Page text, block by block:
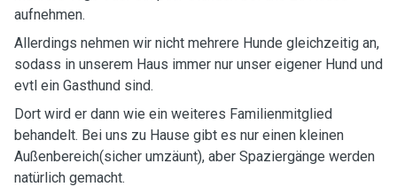
aufnehmen.
Allerdings nehmen wir nicht mehrere Hunde gleichzeitig an,
sodass in unserem Haus immer nur unser eigener Hund und
evtl ein Gasthund sind.
Dort wird er dann wie ein weiteres Familienmitglied
behandelt. Bei uns zu Hause gibt es nur einen kleinen
Außenbereich(sicher umzäunt), aber Spaziergänge werden
natürlich gemacht.